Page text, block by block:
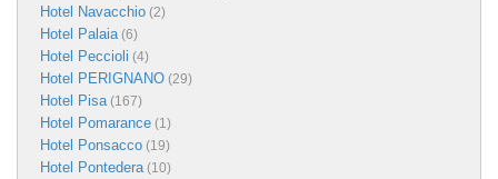
Hotel Navacchio (2)
Hotel Palaia(6)
Hotel Peccioli (4)
Hotel PERIGNANO (29)
Hotel Pisa(167)
Hotel Pomarance (1)
Hotel Ponsacco (19)
Hotel Pontedera(10)